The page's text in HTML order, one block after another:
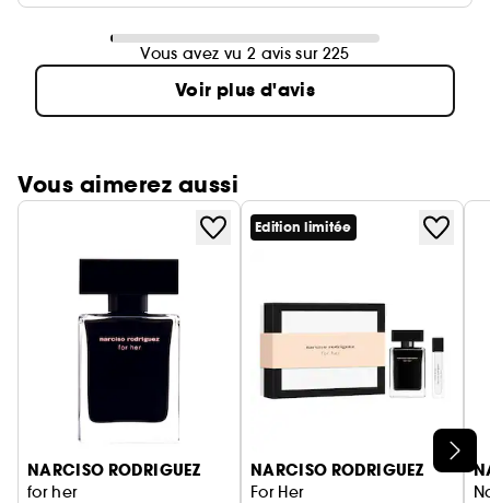
Vous avez vu 2 avis sur 225
Voir plus d'avis
Vous aimerez aussi
NARCISO RODRIGUEZ
for her
Edition limitée
NARCISO RODRIGUEZ
For Her